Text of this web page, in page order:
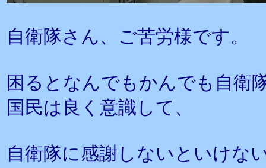
自衛隊さん、ご苦労様です。
困るとなんでもかんでも自衛
国民は良く意識して、
自衛隊に感謝しないといけな